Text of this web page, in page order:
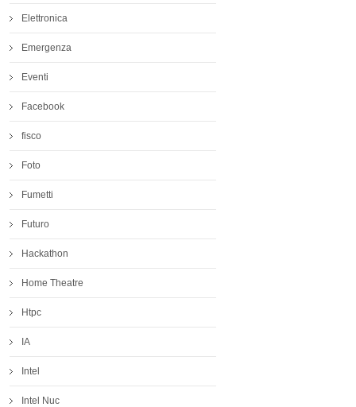
Elettronica
Emergenza
Eventi
Facebook
fisco
Foto
Fumetti
Futuro
Hackathon
Home Theatre
Htpc
IA
Intel
Intel Nuc